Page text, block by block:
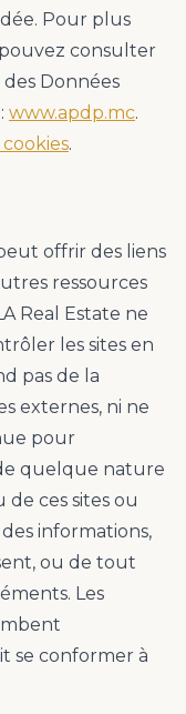
Pour plus
consulter
Données
www.apdp.mc.
.
offrir des liens
ressources
Real Estate ne
les sites en
pas de la
externes, ni ne
pour
quelque nature
ces sites ou
informations,
ou de tout
Les
se conformer à